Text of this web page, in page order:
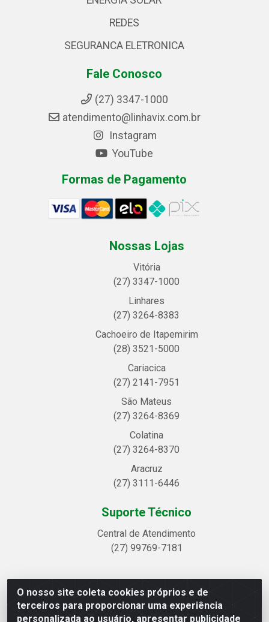
O nosso site coleta cookies próprios e de
terceiros para proporcionar uma experiência
personalizada ao usuário, apresentar publicidade
REDES
SEGURANCA ELETRONICA
Fale Conosco
(27) 3347-1000
atendimento@linhavix.com.br
Instagram
YouTube
Formas de Pagamento
Nossas Lojas
Vitória
(27) 3347-1000
Linhares
(27) 3264-8383
Cachoeiro de Itapemirim
(28) 3521-5000
Cariacica
(27) 2141-7951
São Mateus
(27) 3264-8369
Colatina
(27) 3264-8370
Aracruz
(27) 3111-6446
Suporte Técnico
Central de Atendimento
(27) 99769-7181
Linhavix Distribuidora LTDA - Avenida Alegre, 2521 -
Quadra314 Lote 05 e 07 - Shell, Linhares/ES - CEP